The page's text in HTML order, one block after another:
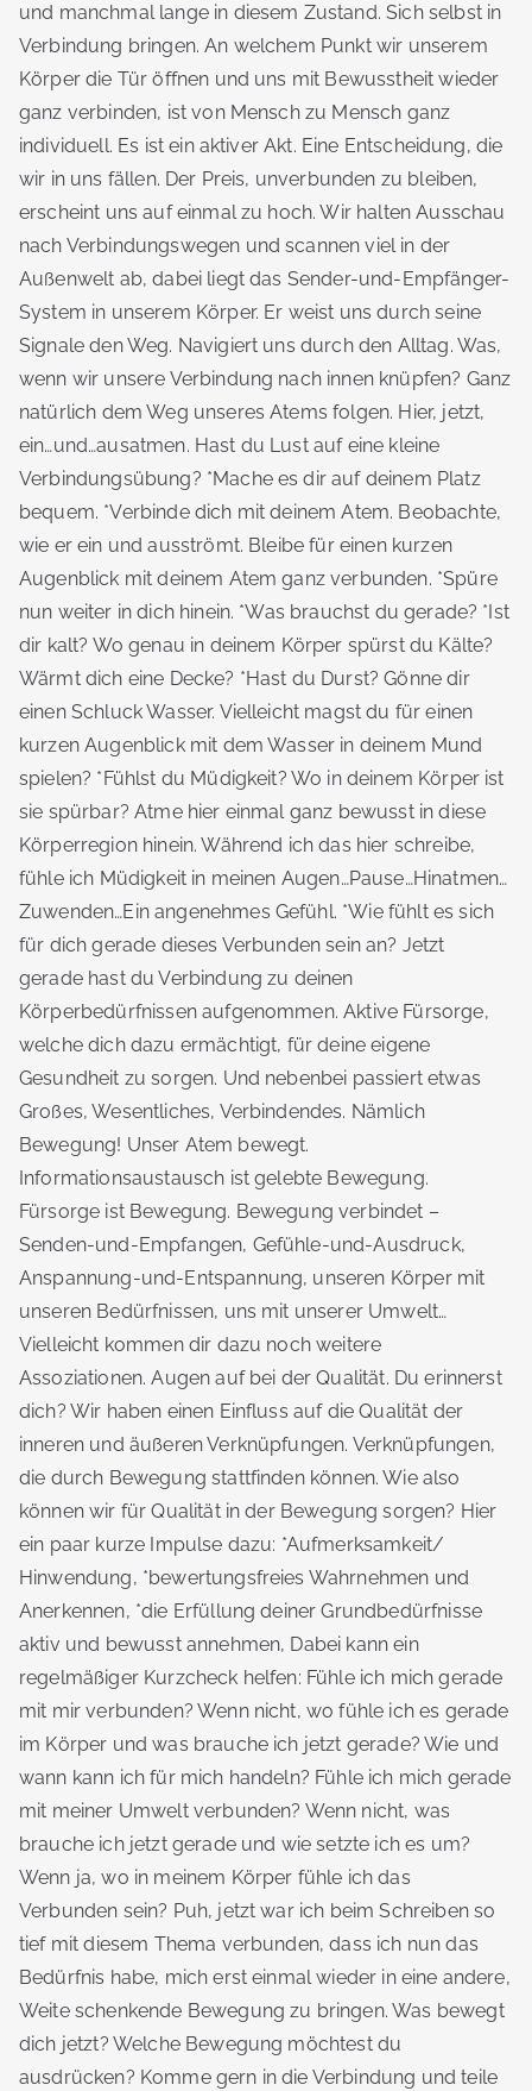
und manchmal lange in diesem Zustand. Sich selbst in
Verbindung bringen. An welchem Punkt wir unserem
Körper die Tür öffnen und uns mit Bewusstheit wieder
ganz verbinden, ist von Mensch zu Mensch ganz
individuell. Es ist ein aktiver Akt. Eine Entscheidung, die
wir in uns fällen. Der Preis, unverbunden zu bleiben,
erscheint uns auf einmal zu hoch. Wir halten Ausschau
nach Verbindungswegen und scannen viel in der
Außenwelt ab, dabei liegt das Sender-und-Empfänger-
System in unserem Körper. Er weist uns durch seine
Signale den Weg. Navigiert uns durch den Alltag. Was,
wenn wir unsere Verbindung nach innen knüpfen? Ganz
natürlich dem Weg unseres Atems folgen. Hier, jetzt,
ein…und…ausatmen. Hast du Lust auf eine kleine
Verbindungsübung? *Mache es dir auf deinem Platz
bequem. *Verbinde dich mit deinem Atem. Beobachte,
wie er ein und ausströmt. Bleibe für einen kurzen
Augenblick mit deinem Atem ganz verbunden. *Spüre
nun weiter in dich hinein. *Was brauchst du gerade? *Ist
dir kalt? Wo genau in deinem Körper spürst du Kälte?
Wärmt dich eine Decke? *Hast du Durst? Gönne dir
einen Schluck Wasser. Vielleicht magst du für einen
kurzen Augenblick mit dem Wasser in deinem Mund
spielen? *Fühlst du Müdigkeit? Wo in deinem Körper ist
sie spürbar? Atme hier einmal ganz bewusst in diese
Körperregion hinein. Während ich das hier schreibe,
fühle ich Müdigkeit in meinen Augen…Pause…Hinatmen…
Zuwenden…Ein angenehmes Gefühl. *Wie fühlt es sich
für dich gerade dieses Verbunden sein an? Jetzt
gerade hast du Verbindung zu deinen
Körperbedürfnissen aufgenommen. Aktive Fürsorge,
welche dich dazu ermächtigt, für deine eigene
Gesundheit zu sorgen. Und nebenbei passiert etwas
Großes, Wesentliches, Verbindendes. Nämlich
Bewegung! Unser Atem bewegt.
Informationsaustausch ist gelebte Bewegung.
Fürsorge ist Bewegung. Bewegung verbindet –
Senden-und-Empfangen, Gefühle-und-Ausdruck,
Anspannung-und-Entspannung, unseren Körper mit
unseren Bedürfnissen, uns mit unserer Umwelt…
Vielleicht kommen dir dazu noch weitere
Assoziationen. Augen auf bei der Qualität. Du erinnerst
dich? Wir haben einen Einfluss auf die Qualität der
inneren und äußeren Verknüpfungen. Verknüpfungen,
die durch Bewegung stattfinden können. Wie also
können wir für Qualität in der Bewegung sorgen? Hier
ein paar kurze Impulse dazu: *Aufmerksamkeit/
Hinwendung, *bewertungsfreies Wahrnehmen und
Anerkennen, *die Erfüllung deiner Grundbedürfnisse
aktiv und bewusst annehmen, Dabei kann ein
regelmäßiger Kurzcheck helfen: Fühle ich mich gerade
mit mir verbunden? Wenn nicht, wo fühle ich es gerade
im Körper und was brauche ich jetzt gerade? Wie und
wann kann ich für mich handeln? Fühle ich mich gerade
mit meiner Umwelt verbunden? Wenn nicht, was
brauche ich jetzt gerade und wie setzte ich es um?
Wenn ja, wo in meinem Körper fühle ich das
Verbunden sein? Puh, jetzt war ich beim Schreiben so
tief mit diesem Thema verbunden, dass ich nun das
Bedürfnis habe, mich erst einmal wieder in eine andere,
Weite schenkende Bewegung zu bringen. Was bewegt
dich jetzt? Welche Bewegung möchtest du
ausdrücken? Komme gern in die Verbindung und teile